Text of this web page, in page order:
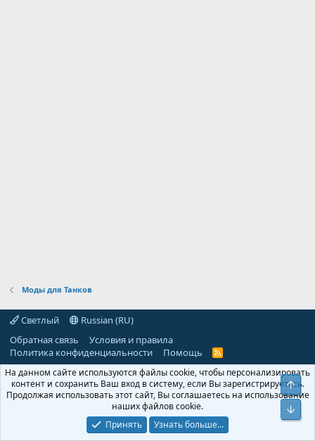
Моды для Танков
Светлый
Russian (RU)
Обратная связь
Условия и правила
Политика конфиденциальности
Помощь
R
S
На данном сайте используются файлы cookie, чтобы персонализировать
контент и сохранить Ваш вход в систему, если Вы зарегистрируетесь.
Продолжая использовать этот сайт, Вы соглашаетесь на использование
наших файлов cookie.
Принять
Узнать больше...